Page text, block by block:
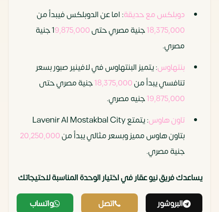
دوبلكس مع حديقة: اما عن الدوبلكس فيبدأ من
18,375,000جنية مصري حتى 19,875,000 جنية
مصري.
بنتهاوس: يتميز البنتهاوس في لافينير صبور بسعر
تنافسي يبدأ من18,375,000
جنية مصري حتى
19,875,000جنيه مصري.
تاون هاوس
: يتمتع Lavenir Al Mostakbal City
بتاون هاوس مميز وبسعر مثالي يبدأ من20,250,000
جنية مصري.
يساعدك فريق نيو عقار في اختيار الوحدة المناسبة لاحتيجاتك
البروشور اتصل واتساب